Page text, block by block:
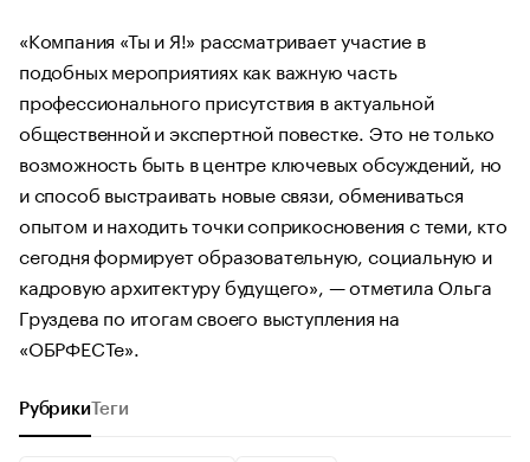
«Компания «Ты и Я!» рассматривает участие в
подобных мероприятиях как важную часть
профессионального присутствия в актуальной
общественной и экспертной повестке. Это не только
возможность быть в центре ключевых обсуждений, но
и способ выстраивать новые связи, обмениваться
опытом и находить точки соприкосновения с теми, кто
сегодня формирует образовательную, социальную и
кадровую архитектуру будущего», — отметила Ольга
Груздева по итогам своего выступления на
«ОБРФЕСТе».
Рубрики Теги